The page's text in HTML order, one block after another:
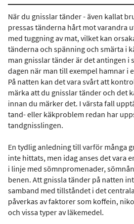
När du gnisslar tänder - även kallat
pressas tänderna hårt mot varandra
med tuggning av mat, vilket kan
tänderna och spänning och smärta i
man gnisslar tänder är det antingen i
dagen när man till exempel hamnar i
På natten kan det vara svårt att
märka att du gnisslar tänder och det
innan du märker det. I värsta fall
tand- eller käkproblem redan har
tandgnisslingen.
En tydlig anledning till varför många
inte hittats, men idag anses det vara
i linje med sömnpromenader,
benen. Att gnissla tänder på natten
samband med tillståndet i det
påverkas av faktorer som koffein,
och vissa typer av läkemedel.